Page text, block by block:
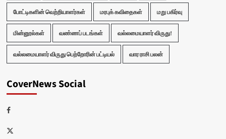
போட்டிகளின் வெற்றியாளர்கள் மரபுக் கவிதைகள் மறு பகிர்வு
மின்னூல்கள் வண்ணப் படங்கள் வல்லமையாளர் விருது!
வல்லமையாளர் விருது பெற்றோரின் பட்டியல் வார ராசி பலன்
CoverNews Social
Facebook
Twitter